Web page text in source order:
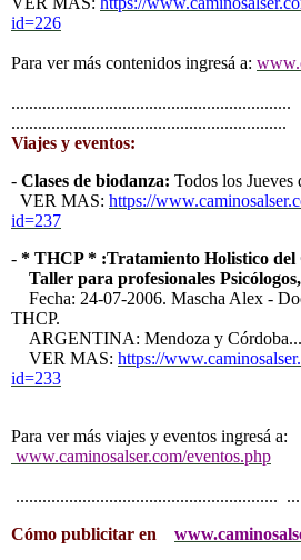
id=226
Para ver más contenidos ingresá a:
...............................................................
..............................................................
Viajes y eventos:
- Clases de biodanza: Todos los Jueves
VER MAS: https://
id=237
- * THCP * :Tratamiento Holistico del
Taller para profesionales
Fecha: 24-07-2006. Mascha Alex -
THCP.
ARGENTINA: Mendoza y Córdoba...
VER MAS: https://
id=233
Para ver más viajes y eventos ingresá a:
www.caminosalser.com/eventos.php
...........................................................
Cómo publicitar en